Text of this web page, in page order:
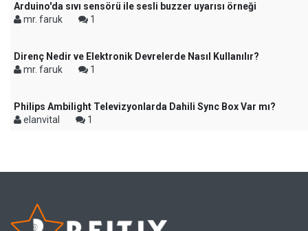
Arduino'da sıvı sensörü ile sesli buzzer uyarısı örneği
mr. faruk
1
Direnç Nedir ve Elektronik Devrelerde Nasıl Kullanılır?
mr. faruk
1
Philips Ambilight Televizyonlarda Dahili Sync Box Var mı?
elanvital
1